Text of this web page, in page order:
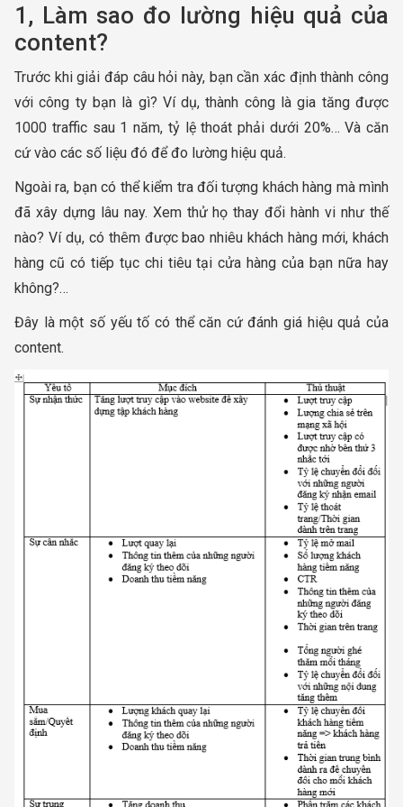
1, Làm sao đo lường hiệu quả của
content?
Trước khi giải đáp câu hỏi này, bạn cần xác định thành công
với công ty bạn là gì? Ví dụ, thành công là gia tăng được
1000 traffic sau 1 năm, tỷ lệ thoát phải dưới 20%… Và căn
cứ vào các số liệu đó để đo lường hiệu quả.
Ngoài ra, bạn có thể kiểm tra đối tượng khách hàng mà mình
đã xây dựng lâu nay. Xem thử họ thay đổi hành vi như thế
nào? Ví dụ, có thêm được bao nhiêu khách hàng mới, khách
hàng cũ có tiếp tục chi tiêu tại cửa hàng của bạn nữa hay
không?…
Đây là một số yếu tố có thể căn cứ đánh giá hiệu quả của
content.